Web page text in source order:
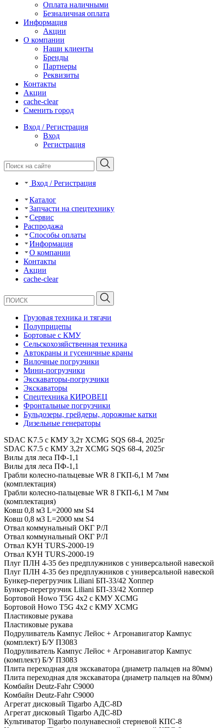
Оплата наличными
Безналичная оплата
Информация
Акции
О компании
Наши клиенты
Бренды
Партнеры
Реквизиты
Контакты
Акции
cache-clear
Сменить город
Вход / Регистрация
Вход
Регистрация
Вход / Регистрация
Каталог
Запчасти на спецтехнику
Сервис
Распродажа
Способы оплаты
Информация
О компании
Контакты
Акции
cache-clear
Грузовая техника и тягачи
Полуприцепы
Бортовые с КМУ
Сельскохозяйственная техника
Автокраны и гусеничные краны
Вилочные погрузчики
Мини-погрузчики
Экскаваторы-погрузчики
Экскаваторы
Спецтехника КИРОВЕЦ
Фронтальные погрузчики
Бульдозеры, грейдеры, дорожные катки
Дизельные генераторы
SDAC K7.5 с КМУ 3,2т XCMG SQS 68-4, 2025г
SDAC K7.5 с КМУ 3,2т XCMG SQS 68-4, 2025г
Вилы для леса ПФ-1,1
Вилы для леса ПФ-1,1
Грабли колесно-пальцевые WR 8 ГКП-6,1 М 7мм
(комплектация)
Грабли колесно-пальцевые WR 8 ГКП-6,1 М 7мм
(комплектация)
Ковш 0,8 м3 L=2000 мм S4
Ковш 0,8 м3 L=2000 мм S4
Отвал коммунальный ОКГ Р/Л
Отвал коммунальный ОКГ Р/Л
Отвал КУН TURS-2000-19
Отвал КУН TURS-2000-19
Плуг ПЛН 4-35 без предплужников с универсальной навеской
Плуг ПЛН 4-35 без предплужников с универсальной навеской
Бункер-перегрузчик Liliani БП-33/42 Хоппер
Бункер-перегрузчик Liliani БП-33/42 Хоппер
Бортовой Howo T5G 4х2 c КМУ XCMG
Бортовой Howo T5G 4х2 c КМУ XCMG
Пластиковые рукава
Пластиковые рукава
Подруливатель Кампус Лейос + Агронавигатор Кампус
(комплект) Б/У П3083
Подруливатель Кампус Лейос + Агронавигатор Кампус
(комплект) Б/У П3083
Плита переходная для экскаватора (диаметр пальцев на 80мм)
Плита переходная для экскаватора (диаметр пальцев на 80мм)
Комбайн Deutz-Fahr C9000
Комбайн Deutz-Fahr C9000
Агрегат дисковый Tigarbo АДС-8D
Агрегат дисковый Tigarbo АДС-8D
Культиватор Tigarbo полунавесной стерневой КПС-8